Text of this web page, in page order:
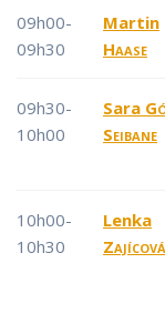
09h00-
09h30
Martin
Haase
09h30-
10h00
Sara
Seibane
10h00-
10h30
Lenka
Zajícová